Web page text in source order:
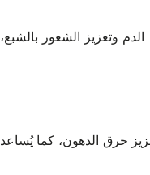
وتعزيز الشعور بالشبع،
حرق الدهون، كما يُساعد